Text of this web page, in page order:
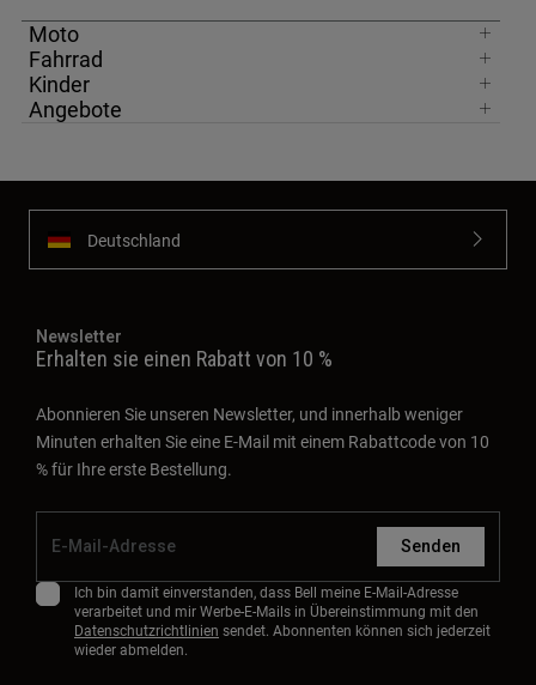
Moto
Fahrrad
Kinder
Angebote
Deutschland
Newsletter
Erhalten sie einen Rabatt von 10 %
Abonnieren Sie unseren Newsletter, und innerhalb weniger
Minuten erhalten Sie eine E-Mail mit einem Rabattcode von 10
% für Ihre erste Bestellung.
Senden
Ich bin damit einverstanden, dass Bell meine E-Mail-Adresse
verarbeitet und mir Werbe-E-Mails in Übereinstimmung mit den
Datenschutzrichtlinien sendet. Abonnenten können sich jederzeit
wieder abmelden.